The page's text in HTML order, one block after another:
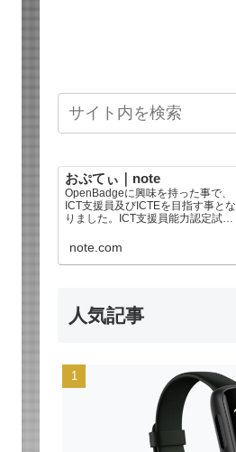
おぷてぃ｜note
OpenBadgeに興味を持った事で、
ICT支援員及びICTEを目指す事とな
りました。ICT支援員能力認定試験
コーディネータ3級を2026年に合格
【海外ドラマ感想文】もあるよ^
note.com
人気記事